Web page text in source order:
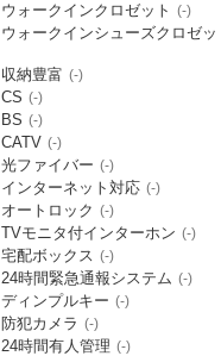
ウォークインクロゼット (-)
ウォークインシューズクロゼッ
収納豊富 (-)
CS (-)
BS (-)
CATV (-)
光ファイバー (-)
インターネット対応 (-)
オートロック (-)
TVモニタ付インターホン (-)
宅配ボックス (-)
24時間緊急通報システム (-)
ディンプルキー (-)
防犯カメラ (-)
24時間有人管理 (-)